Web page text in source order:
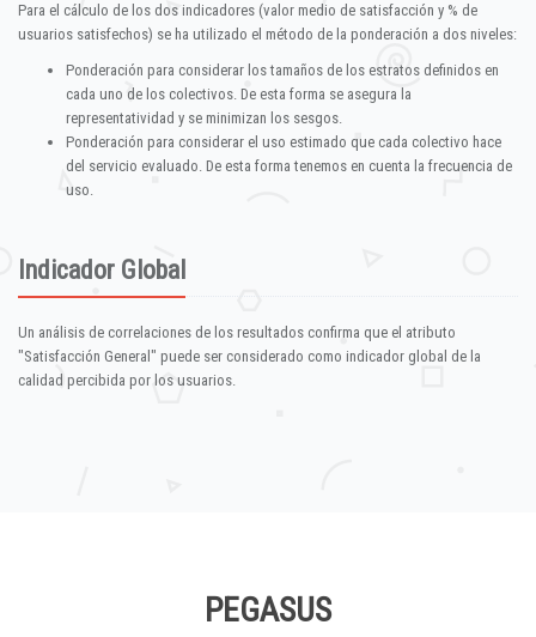
Para el cálculo de los dos indicadores (valor medio de satisfacción y % de
usuarios satisfechos) se ha utilizado el método de la ponderación a dos niveles:
Ponderación para considerar los tamaños de los estratos definidos en
cada uno de los colectivos. De esta forma se asegura la
representatividad y se minimizan los sesgos.
Ponderación para considerar el uso estimado que cada colectivo hace
del servicio evaluado. De esta forma tenemos en cuenta la frecuencia de
uso.
Indicador Global
Un análisis de correlaciones de los resultados confirma que el atributo
"Satisfacción General" puede ser considerado como indicador global de la
calidad percibida por los usuarios.
PEGASUS